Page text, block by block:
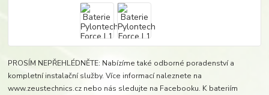
PROSÍM NEPŘEHLÉDNĚTE: Nabízíme také odborné poradenství a
kompletní instalační služby. Více informací naleznete na
www.zeustechnics.cz nebo nás sledujte na Facebooku. K bateriím